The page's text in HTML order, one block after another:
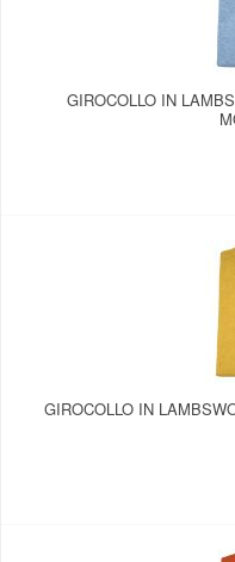
GIROCOLLO IN
GIROCOLLO IN